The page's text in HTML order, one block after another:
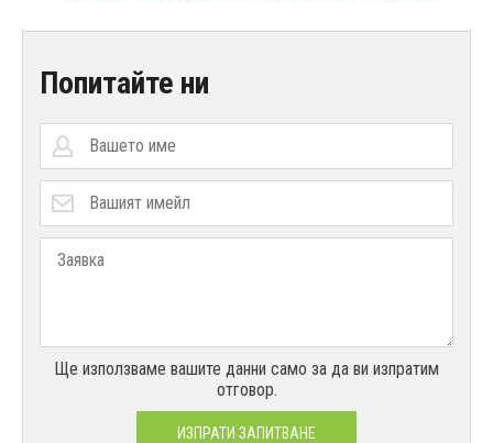
Попитайте ни
Ще използваме вашите данни само за да ви изпратим
отговор.
ИЗПРАТИ ЗАПИТВАНЕ